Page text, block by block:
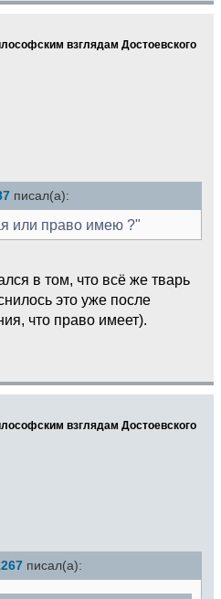
взглядам Достоевского
писал(а):
или право имею ?"
в том, что всё же тварь
это уже после
что право имеет).
взглядам Достоевского
писал(а):